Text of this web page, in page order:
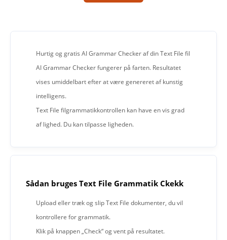
Hurtig og gratis AI Grammar Checker af din Text File fil
AI Grammar Checker fungerer på farten. Resultatet
vises umiddelbart efter at være genereret af kunstig
intelligens.
Text File filgrammatikkontrollen kan have en vis grad
af lighed. Du kan tilpasse ligheden.
Sådan bruges Text File Grammatik Ckekk
Upload eller træk og slip Text File dokumenter, du vil
kontrollere for grammatik.
Klik på knappen „Check“ og vent på resultatet.